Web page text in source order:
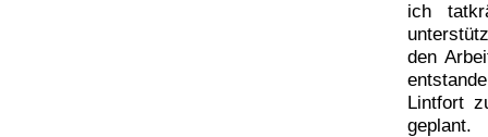
ich
den
Lintfort
geplant.